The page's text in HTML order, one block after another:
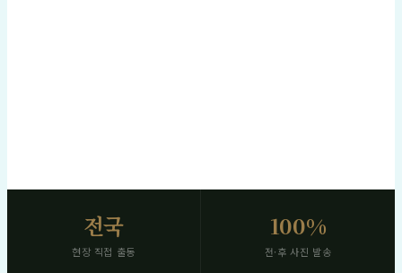
전국
현장 직접 출동
100%
전·후 사진 발송